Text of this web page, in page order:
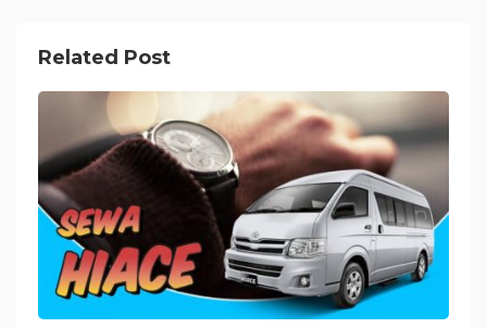
Related Post